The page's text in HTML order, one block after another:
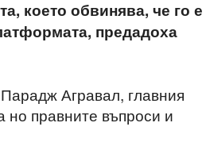
което обвинява, че го е
предадоха
Агравал, главния
но правните въпроси и